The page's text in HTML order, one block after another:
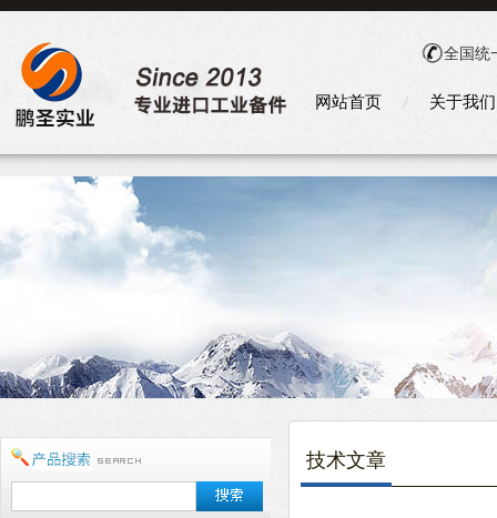
全国统
网站首页 关于我们
技术文章